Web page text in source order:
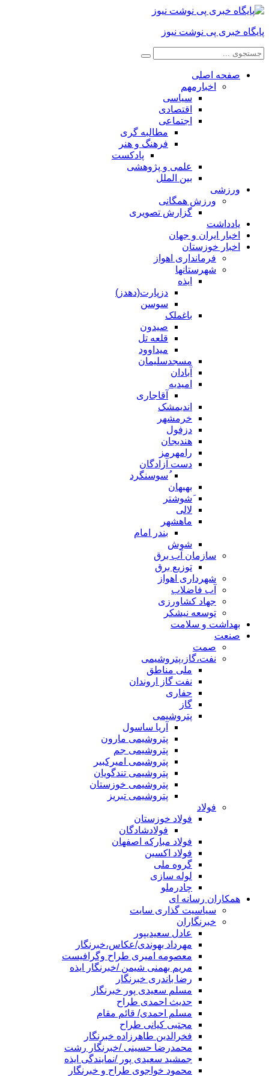
پایگاه خبری پی نوشت نیوز
صفحه اصلی
اخبارمهم
سیاسی
اقتصادی
اجتماعی
مطالبه گری
فرهنگ و هنر
پادکست
علمی و پژوهشی
بین الملل
ورزشی
ورزش همگانی
گزارش تصویری
یادداشت
اخبار ایران و جهان
اخبار خوزستان
فرمانداری اهواز
شهرستانها
ایذه
دزپارت(دهدز)
سوسن
باغملک
صیدون
قلعه تل
میداوود
مسجدسلیمان
آبادان
امیدیه
آقاجاری
اندیمشک
خرمشهر
دزفول
هندیجان
رامهرمز
دست آزادگان
ُسوسنگرد
بهبهان
َشوشتر
لالی
ماهشهر
بندر امام
شوش
سازمان آب برق
توزیع برق
شهرداری اهواز
آب فاضلاب
جهاد کشاورزی
توسعه نیشکر
بهداشت و سلامت
صنعت
صمت
نفت،گاز،پتروشیمی
ملی مناطق
نفت گاز اروندان
حفاری
گاز
پتروشیمی
آریا ساسول
پتروشیمی مارون
پتروشیمی جم
پتروشیمی امیرکبیر
پتروشیمی تندگویان
پتروشیمی خوزستان
پتروشیمی تبریز
فولاد
فولاد خوزستان
فولادشادگان
فولاد مبارکه اصفهان
فولاد اکسین
گروه ملی
لوله سازی
چادرملو
همکاران رسانه ای
سیاسیت گذاری سایت
خبرنگاران
عادل سعیدیپور
مهرداد بهوندی/عکاس،خبرنگار
معصومه امیری طراح وگرافیست
مریم بهمنی شیمن /خبرنگار ایذه
رضا باندری خبرنگار
مسلم سعیدی پور خبرنگار
حدیث احمدی طراح
مسلم احمدی/ قائم مقام
مجتبی کیانی طراح
فخرالدین طاهرزاده خبرنگار
محمدرضا حسینی /خبرنگار رشت
جمشید سعیدی پور /نمایندگی ایذه
محمود خواجوی طراح و خبرنگار